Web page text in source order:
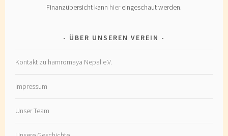
Finanzübersicht kann hiereingeschaut werden.
ÜBER UNSEREN VEREIN
Kontakt zu hamromaya Nepal e.V.
Impressum
Unser Team